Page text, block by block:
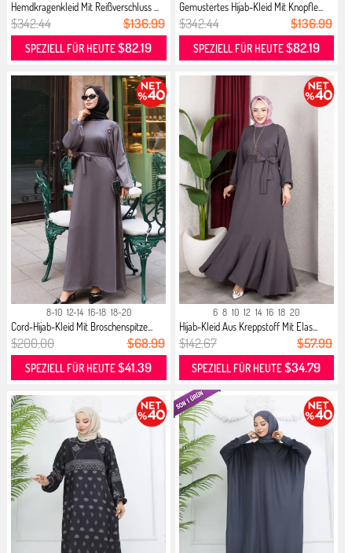
Hemdkragenkleid Mit Reißverschluss ...
$342.44 $136.99
SPEZIELL FÜR HEUTE$82.19
Gemustertes Hijab-Kleid Mit Knopfle...
$342.44 $136.99
SPEZIELL FÜR HEUTE$82.19
8-10 12-14 16-18 18-20
Cord-Hijab-Kleid Mit Broschenspitze...
$200.00 $68.99
SPEZIELL FÜR HEUTE$41.39
6 8 10 12 14 16 18 20
Hijab-Kleid Aus Kreppstoff Mit Elas...
$142.67 $57.99
SPEZIELL FÜR HEUTE$34.79